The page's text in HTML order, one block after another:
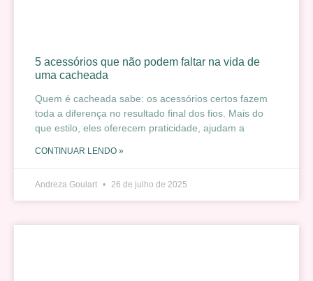
5 acessórios que não podem faltar na vida de
uma cacheada
Quem é cacheada sabe: os acessórios certos fazem
toda a diferença no resultado final dos fios. Mais do
que estilo, eles oferecem praticidade, ajudam a
CONTINUAR LENDO »
Andreza Goulart 26 de julho de 2025